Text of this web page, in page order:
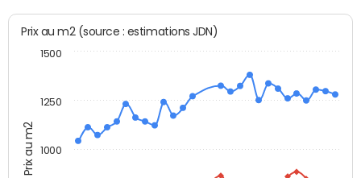
Prix au m2
Prix au m2 (source : estimations JDN)
1000
1250
1500